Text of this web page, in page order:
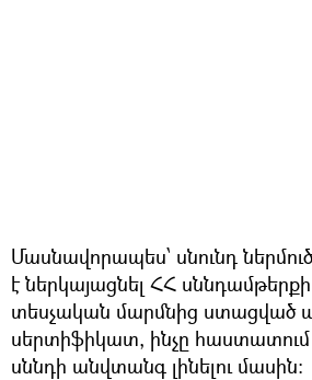
Մասնավորապես՝ սնունդ
է ներկայացնել ՀՀ
տեսչական մարմնից ստացված
սերտիֆիկատ, ինչը հաստատում
սննդի անվտանգ լինելու մասին։